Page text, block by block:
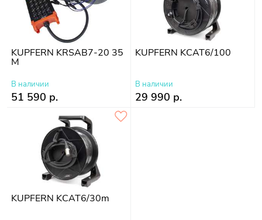
KUPFERN KRSAB7-20 35
M
В наличии
51 590 р.
KUPFERN KCAT6/100
В наличии
29 990 р.
KUPFERN KCAT6/30m